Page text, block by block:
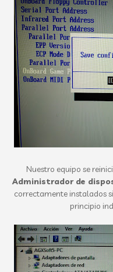
Nuestro equipo se
Administrador de
correctamente instalados
principio